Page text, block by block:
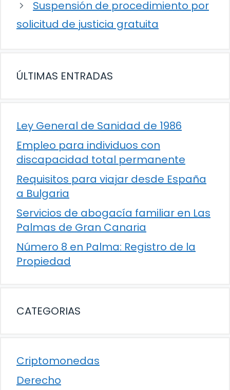
Suspensión de procedimiento por
solicitud de justicia gratuita
ÚLTIMAS ENTRADAS
Ley General de Sanidad de 1986
Empleo para individuos con
discapacidad total permanente
Requisitos para viajar desde España
a Bulgaria
Servicios de abogacía familiar en Las
Palmas de Gran Canaria
Número 8 en Palma: Registro de la
Propiedad
CATEGORIAS
Criptomonedas
Derecho